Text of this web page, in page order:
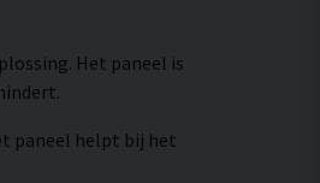
Het paneel is
paneel helpt bij het